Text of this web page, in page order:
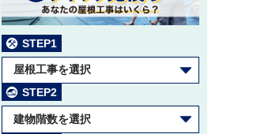
STEP1
屋根工事を選択
STEP2
建物階数を選択